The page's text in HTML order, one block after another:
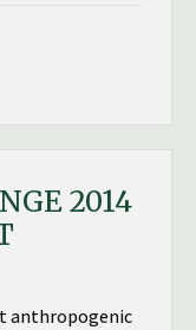
2014
anthropogenic